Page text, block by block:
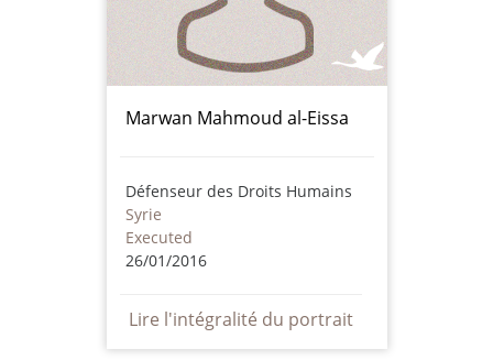
Marwan Mahmoud al-Eissa
Défenseur des Droits Humains
Syrie
Executed
26/01/2016
Lire l'intégralité du portrait